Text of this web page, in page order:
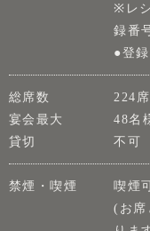
※レ
録番
●登
総席数
224席
宴会最大
48名
貸切
不可
禁煙・喫煙
喫煙
(お席